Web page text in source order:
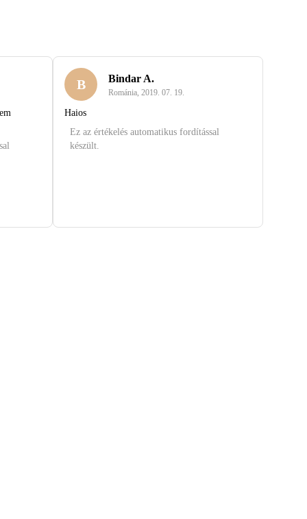
B Bindar A.
Románia,2019. 07. 19.
Haios
Ez az értékelés automatikus fordítással
készült.